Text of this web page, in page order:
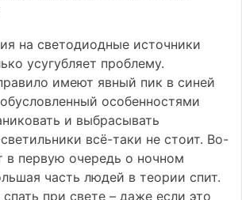
на светодиодные источники
усугубляет проблему.
имеют явный пик в синей
особенностями
и выбрасывать
всё-таки не стоит. Во-
в первую очередь о ночном
часть людей в теории спит.
при свете – даже если это